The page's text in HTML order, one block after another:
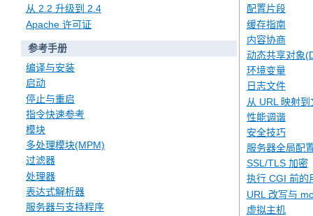
从 2.2 升级到 2.4
Apache 许可证
参考手册
编译与安装
启动
停止与重启
指令快速参考
模块
多处理模块(MPM)
过滤器
处理器
表达式解析器
服务器与支持程序
配置片段
缓存指南
内容协商
动态共享对象
环境变量
日志文件
从 URL 映射
性能调谐
安全技巧
服务器全局配
SSL/TLS 加密
执行 CGI 前的
URL 改写与
虚拟主机